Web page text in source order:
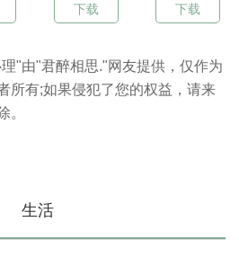
下载 下载
"由"君醉相思."网友提供，仅作为
所有;如果侵犯了您的权益，请来
。
生活